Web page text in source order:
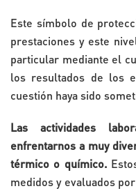
Este símbolo de
prestaciones y este
particular mediante el
los resultados de los
cuestión haya sido
Las actividades
enfrentarnos a muy
térmico o químico.
medidos y evaluados